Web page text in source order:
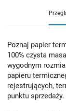
Poznaj papier
100% czysta
wygodnym
papieru
rejestrujących,
punktu sprzedaży.